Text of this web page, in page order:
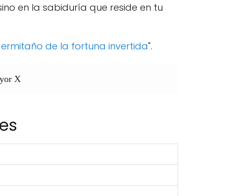
en la sabiduría que reside en tu
de la fortuna invertida".
X